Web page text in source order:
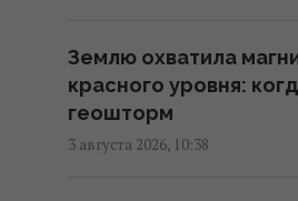
08:58 четверг, 06 августа 2026
Разведка США
Землю охватила
красного уровня:
геошторм
3 августа 2026, 10:38